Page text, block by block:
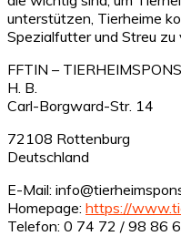
unterstützen, Tierheime
Spezialfutter und Streu zu
FFTIN –
H. B.
Carl-Borgward-Str. 14
72108 Rottenburg
Deutschland
E-Mail:
Homepage: https://
Telefon: 0 74 72 / 98 86